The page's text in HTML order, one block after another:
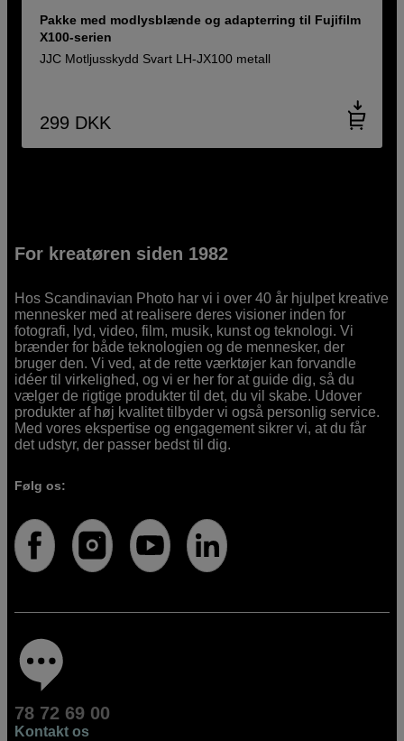
Pakke med modlysblænde og adapterring til Fujifilm
X100-serien
JJC Motljusskydd Svart LH-JX100 metall
299 DKK
For kreatøren siden 1982
Hos Scandinavian Photo har vi i over 40 år hjulpet kreative
mennesker med at realisere deres visioner inden for
fotografi, lyd, video, film, musik, kunst og teknologi. Vi
brænder for både teknologien og de mennesker, der
bruger den. Vi ved, at de rette værktøjer kan forvandle
idéer til virkelighed, og vi er her for at guide dig, så du
vælger de rigtige produkter til det, du vil skabe. Udover
produkter af høj kvalitet tilbyder vi også personlig service.
Med vores ekspertise og engagement sikrer vi, at du får
det udstyr, der passer bedst til dig.
Følg os:
78 72 69 00
Kontakt os